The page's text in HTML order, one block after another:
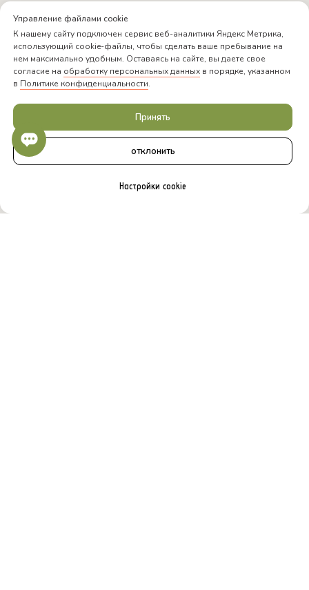
Управление файлами cookie
К нашему сайту подключен сервис веб-аналитики Яндекс Метрика,
использующий cookie-файлы, чтобы сделать ваше пребывание на
нем максимально удобным. Оставаясь на сайте, вы даете свое
согласие на обработку персональных данных в порядке, указанном
в Политике конфиденциальности.
Принять
отклонить
Настройки cookie